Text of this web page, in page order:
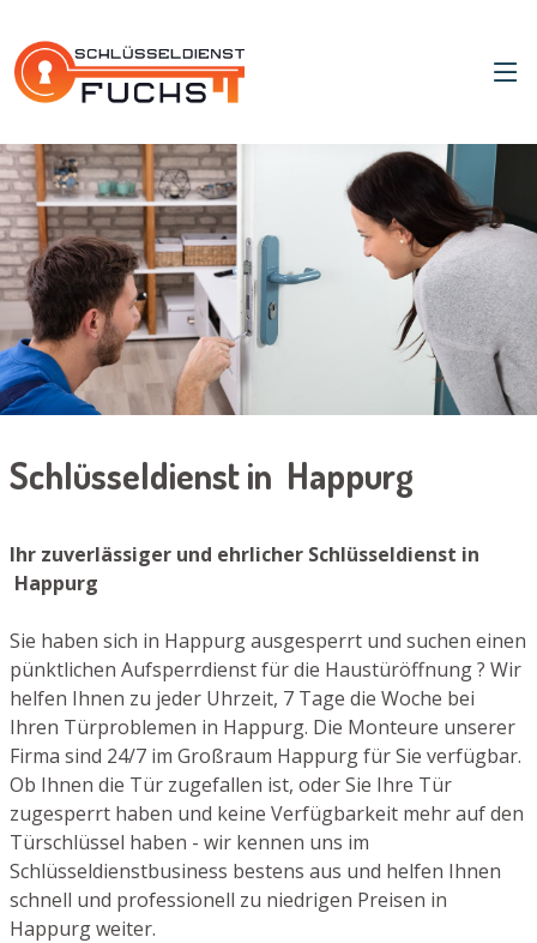
Schlüsseldienst in Happurg
Ihr zuverlässiger und ehrlicher Schlüsseldienst in
Happurg
Sie haben sich in Happurg ausgesperrt und suchen einen
pünktlichen Aufsperrdienst für die Haustüröffnung ? Wir
helfen Ihnen zu jeder Uhrzeit, 7 Tage die Woche bei
Ihren Türproblemen in Happurg. Die Monteure unserer
Firma sind 24/7 im Großraum Happurg für Sie verfügbar.
Ob Ihnen die Tür zugefallen ist, oder Sie Ihre Tür
zugesperrt haben und keine Verfügbarkeit mehr auf den
Türschlüssel haben - wir kennen uns im
Schlüsseldienstbusiness bestens aus und helfen Ihnen
schnell und professionell zu niedrigen Preisen in
Happurg weiter.